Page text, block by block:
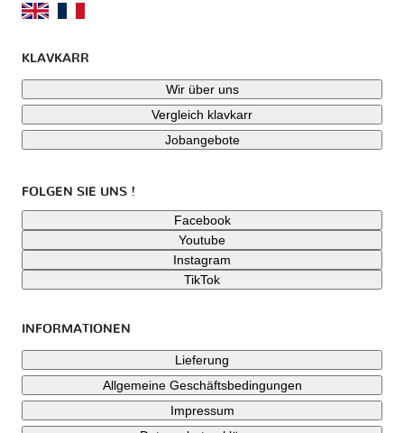
KLAVKARR
Wir über uns
Vergleich klavkarr
Jobangebote
FOLGEN SIE UNS !
Facebook
Youtube
Instagram
TikTok
INFORMATIONEN
Lieferung
Allgemeine Geschäftsbedingungen
Impressum